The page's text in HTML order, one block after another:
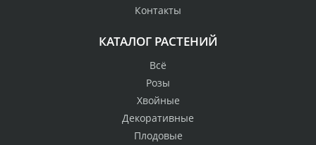
Контакты
КАТАЛОГ РАСТЕНИЙ
Всё
Розы
Хвойные
Декоративные
Плодовые